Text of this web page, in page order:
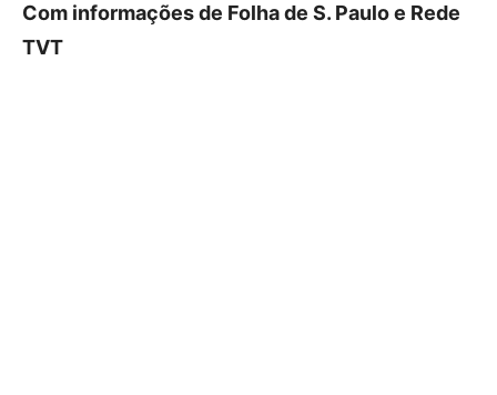
Com informações de Folha de S. Paulo e Rede
TVT